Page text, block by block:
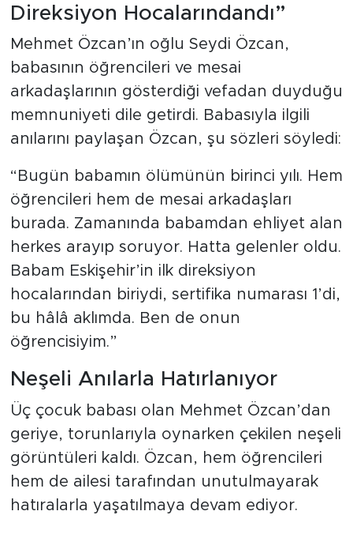
Direksiyon Hocalarındandı”
Mehmet Özcan’ın oğlu Seydi Özcan,
babasının öğrencileri ve mesai
arkadaşlarının gösterdiği vefadan duyduğu
memnuniyeti dile getirdi. Babasıyla ilgili
anılarını paylaşan Özcan, şu sözleri söyledi:
“Bugün babamın ölümünün birinci yılı. Hem
öğrencileri hem de mesai arkadaşları
burada. Zamanında babamdan ehliyet alan
herkes arayıp soruyor. Hatta gelenler oldu.
Babam Eskişehir’in ilk direksiyon
hocalarından biriydi, sertifika numarası 1’di,
bu hâlâ aklımda. Ben de onun
öğrencisiyim.”
Neşeli Anılarla Hatırlanıyor
Üç çocuk babası olan Mehmet Özcan’dan
geriye, torunlarıyla oynarken çekilen neşeli
görüntüleri kaldı. Özcan, hem öğrencileri
hem de ailesi tarafından unutulmayarak
hatıralarla yaşatılmaya devam ediyor.